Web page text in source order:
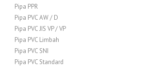
Pipa PPR
Pipa PVC AW / D
Pipa PVC JIS VP / VP
Pipa PVC Limbah
Pipa PVC SNI
Pipa PVC Standard